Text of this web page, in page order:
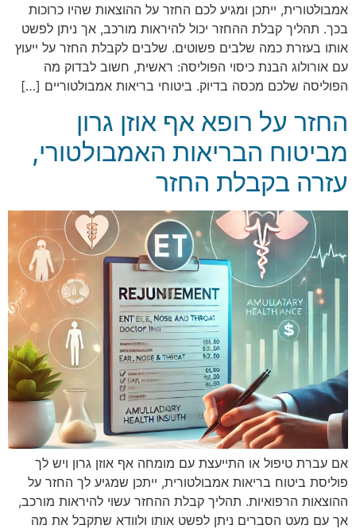
אמבולטורית, ייתכן ומגיע לכם החזר על ההוצאות שהיו כרוכות
בכך. תהליך קבלת ההחזר יכול להיראות מורכב, אך ניתן לפשט
אותו בעזרת כמה שלבים פשוטים. שלבים לקבלת החזר על ייעוץ
עם אורולוג הבנת כיסוי הפוליסה: ראשית, חשוב לבדוק מה
הפוליסה שלכם מכסה בדיוק. ביטוחי בריאות אמבולטוריים […]
החזר על רופא אף אוזן גרון
מביטוח הבריאות האמבולטורי,
עזרה בקבלת החזר
אם עברת טיפול או התייעצת עם מומחה אף אוזן גרון ויש לך
פוליסת ביטוח בריאות אמבולטורית, ייתכן שמגיע לך החזר על
ההוצאות הרפואיות. תהליך קבלת ההחזר עשוי להיראות מורכב,
אך עם מעט הסברים ניתן לפשט אותו ולוודא שתקבל את מה